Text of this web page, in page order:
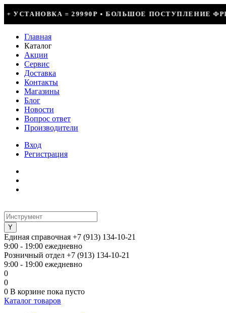
БОЛЬШОЕ ПОСТУПЛЕНИЕ ФРЕОНА • СКИДКИ ДО 50%
Главная
Каталог
Акции
Сервис
Доставка
Контакты
Магазины
Блог
Новости
Вопрос ответ
Производители
Вход
Регистрация
Единая справочная +7 (913) 134-10-21
9:00 - 19:00 ежедневно
Розничный отдел +7 (913) 134-10-21
9:00 - 19:00 ежедневно
0
0
0 В корзине пока пусто
Каталог товаров